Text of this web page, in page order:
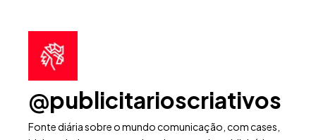
@publicitarioscriativos
Fonte diária sobre o mundo comunicação, com cases,